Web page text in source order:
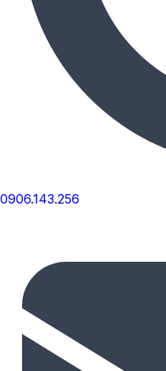
0906.143.256